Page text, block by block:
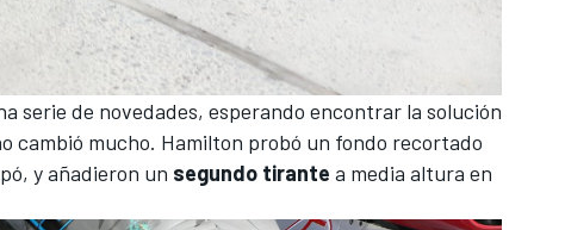
serie de novedades, esperando encontrar la solución
cambió mucho. Hamilton probó un fondo recortado
y añadieron un segundo tirante a media altura en